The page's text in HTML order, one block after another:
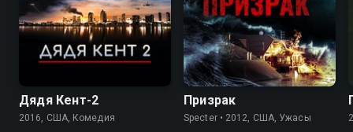
Дядя Кент-2
2016, США, Комедия
4.1
Призрак
Specter • 2012, США, Ужасы